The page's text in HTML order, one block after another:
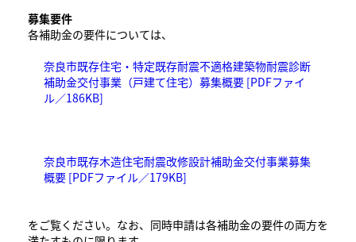
募集要件
各補助金の要件については、
奈良市既存住宅・特定既存耐震不適格建築物耐震診断
補助金交付事業（戸建て住宅）募集概要 [PDFファイ
ル／186KB]
奈良市既存木造住宅耐震改修設計補助金交付事業募集
概要 [PDFファイル／179KB]
をご覧ください。なお、同時申請は各補助金の要件の両方を